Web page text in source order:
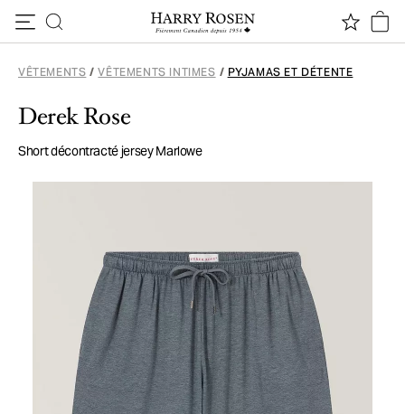
VÊTEMENTS / VÊTEMENTS INTIMES / PYJAMAS ET DÉTENTE
Derek Rose
Short décontracté jersey Marlowe